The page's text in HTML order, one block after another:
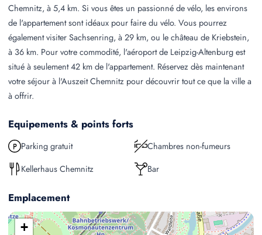
Chemnitz, à 5,4 km. Si vous êtes un passionné de vélo, les environs
de l'appartement sont idéaux pour faire du vélo. Vous pourrez
également visiter Sachsenring, à 29 km, ou le château de Kriebstein,
à 36 km. Pour votre commodité, l'aéroport de Leipzig-Altenburg est
situé à seulement 42 km de l'appartement. Réservez dès maintenant
votre séjour à l'Auszeit Chemnitz pour découvrir tout ce que la ville a
à offrir.
Equipements & points forts
Parking gratuit
Chambres non-fumeurs
Kellerhaus Chemnitz
Bar
Emplacement
+